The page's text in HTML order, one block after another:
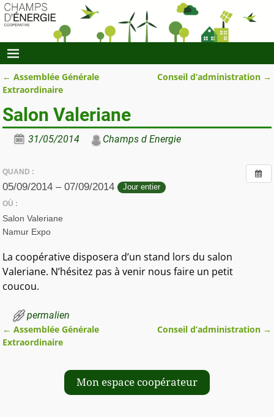
Navigation des articles
← Assemblée Générale
Extraordinaire
Conseil d’administration →
Salon Valeriane
31/05/2014 Champs d Energie
QUAND :
05/09/2014 – 07/09/2014 Jour entier
OÙ :
Salon Valeriane
Namur Expo
La coopérative disposera d’un stand lors du salon
Valeriane. N’hésitez pas à venir nous faire un petit
coucou.
permalien
Navigation des articles
← Assemblée Générale
Extraordinaire
Conseil d’administration →
Mon espace coopérateur